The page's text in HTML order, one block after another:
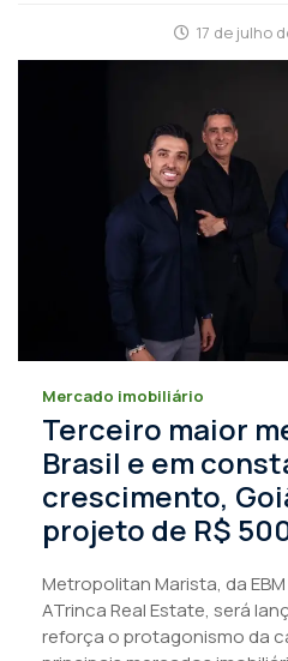
17 de julho
Mercado imobiliário
Terceiro maior
Brasil e em
crescimento,
projeto de R$
Metropolitan Marista, da
ATrinca Real Estate, será
reforça o protagonismo da